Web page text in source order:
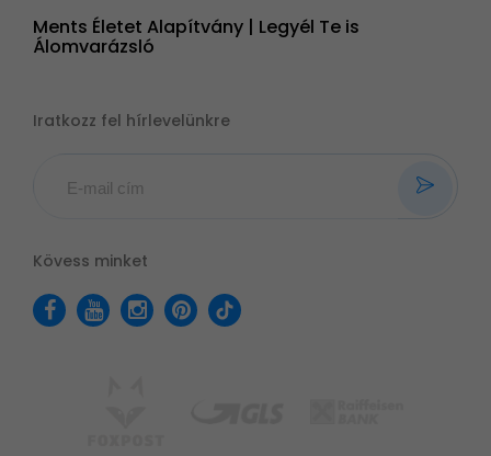
Ments Életet Alapítvány | Legyél Te is
Álomvarázsló
Iratkozz fel hírlevelünkre
Kövess minket